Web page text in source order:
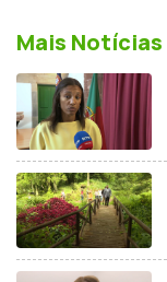
Mais Notícias